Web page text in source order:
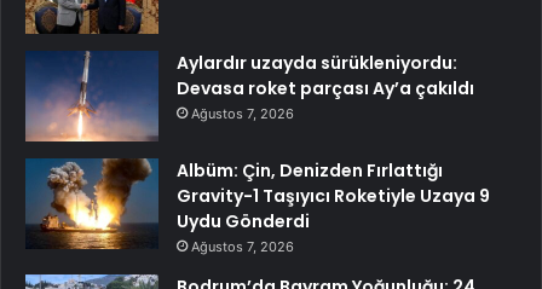
Aylardır uzayda sürükleniyordu:
Devasa roket parçası Ay’a çakıldı
Ağustos 7, 2026
Albüm: Çin, Denizden Fırlattığı
Gravity-1 Taşıyıcı Roketiyle Uzaya 9
Uydu Gönderdi
Ağustos 7, 2026